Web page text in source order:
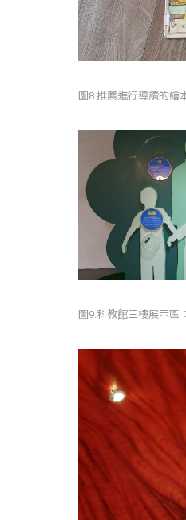
圖8.推薦進行導讀的繪
圖9.科教館三樓展示區